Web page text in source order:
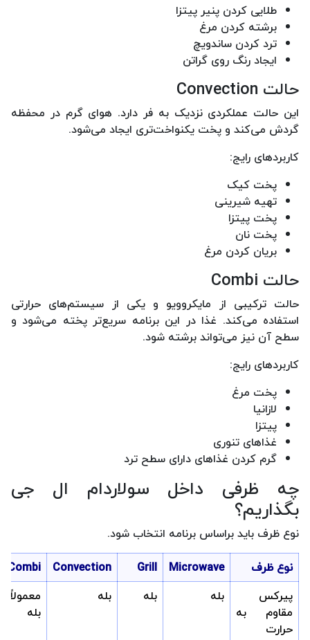
طلایی کردن پنیر پیتزا
برشته کردن مرغ
ترد کردن ساندویچ
ایجاد رنگ روی گراتن
حالت Convection
این حالت عملکردی نزدیک به فر دارد. هوای گرم در محفظه
گردش می‌کند و پخت یکنواخت‌تری ایجاد می‌شود.
کاربردهای رایج:
پخت کیک
تهیه شیرینی
پخت پیتزا
پخت نان
بریان کردن مرغ
حالت Combi
حالت ترکیبی از مایکروویو و یکی از سیستم‌های حرارتی
استفاده می‌کند. غذا در این برنامه سریع‌تر پخته می‌شود و
سطح آن نیز می‌تواند برشته شود.
کاربردهای رایج:
پخت مرغ
لازانیا
پیتزا
غذاهای تنوری
گرم کردن غذاهای دارای سطح ترد
چه ظرفی داخل سولاردام ال جی
بگذاریم؟
نوع ظرف باید براساس برنامه انتخاب شود.
نوع ظرف
Microwave
Grill
Convection
Combi
پیرکس
مقاوم به
حرارت
بله بله بله
معمولاً
بله